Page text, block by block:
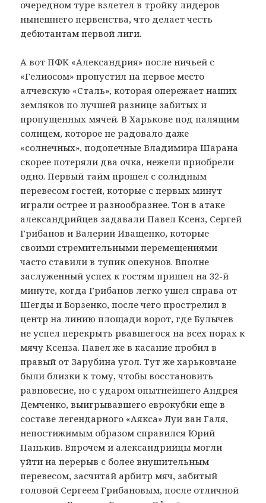
очередном туре взлетел в тройку лидеров
нынешнего первенства, что делает честь
дебютантам первой лиги.
А вот ПФК «Александрия» после ничьей с
«Гелиосом» пропустил на первое место
алчевскую «Сталь», которая опережает наших
земляков по лучшей разнице забитых и
пропущенных мячей. В Харькове под палящим
солнцем, которое не радовало даже
«солнечных», подопечные Владимира Шарана
скорее потеряли два очка, нежели приобрели
одно. Первый тайм прошел с солидным
перевесом гостей, которые с первых минут
играли острее и разнообразнее. Тон в атаке
александрийцев задавали Павел Ксенз, Сергей
Грибанов и Валерий Иващенко, которые
своими стремительными перемещениями
часто ставили в тупик опекунов. Вполне
заслуженный успех к гостям пришел на 32-й
минуте, когда Грибанов легко ушел справа от
Шегды и Борзенко, после чего прострелил в
центр на линию площади ворот, где Булычев
не успел перекрыть рвавшегося на всех порах к
мячу Ксенза. Павел же в касание пробил в
правый от Зарубина угол. Тут же харьковчане
были близки к тому, чтобы восстановить
равновесие, но с ударом опытнейшего Андрея
Демченко, выигрывавшего еврокубки еще в
составе легендарного «Аякса» Луи ван Галя,
непостижимым образом справился Юрий
Панькив. Впрочем и александрийцы могли
уйти на перерыв с более внушительным
перевесом, засчитай арбитр мяч, забитый
головой Сергеем Грибановым, после отличной